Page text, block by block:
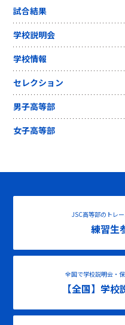
試合結果
学校説明会
学校情報
セレクション
男子高等部
女子高等部
JSC高等部のトレ
練習生
全国で学校説明会・
【全国】学